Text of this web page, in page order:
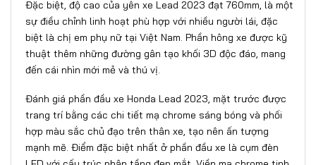
Đặc biệt, độ cao của yên xe Lead 2023 đạt 760mm, là một
sự điều chỉnh linh hoạt phù hợp với nhiều người lái, đặc
biệt là chị em phụ nữ tại Việt Nam. Phần hông xe được kỹ
thuật thêm những đường gân tạo khối 3D độc đáo, mang
đến cái nhìn mới mẻ và thú vị.
Đánh giá phần đầu xe Honda Lead 2023, mặt trước được
trang trí bằng các chi tiết mạ chrome sáng bóng và phối
hợp màu sắc chủ đạo trên thân xe, tạo nên ấn tượng
mạnh mẽ. Điểm đặc biệt nhất ở phần đầu xe là cụm đèn